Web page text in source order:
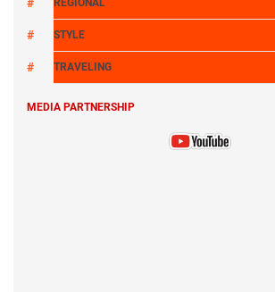
REGIONAL
STYLE
TRAVELING
MEDIA PARTNERSHIP